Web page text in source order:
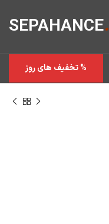
SEPAHANCE.
% تخفیف های روز